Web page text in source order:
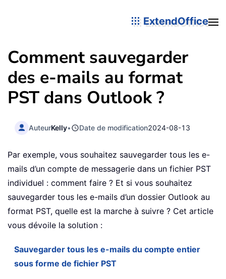
ExtendOffice
Comment sauvegarder
des e-mails au format
PST dans Outlook ?
AuteurKelly• Date de modification2024-08-13
Par exemple, vous souhaitez sauvegarder tous les e-
mails d’un compte de messagerie dans un fichier PST
individuel : comment faire ? Et si vous souhaitez
sauvegarder tous les e-mails d’un dossier Outlook au
format PST, quelle est la marche à suivre ? Cet article
vous dévoile la solution :
Sauvegarder tous les e-mails du compte entier
sous forme de fichier PST